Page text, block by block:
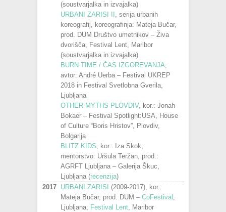
(soustvarjalka in izvajalka)
URBANI ZARISI II , serija urbanih
koreografij, koreografinja: Mateja Bučar,
prod. DUM Društvo umetnikov – Živa
dvorišča, Festival Lent, Maribor
(soustvarjalka in izvajalka)
BURN TIME / ČAS IZGOREVANJA,
avtor: André Uerba – Festival UKREP
2018 in Festival Svetlobna Gverila,
Ljubljana
OTHER MYTHS PLOVDIV, kor.: Jonah
Bokaer – Festival Spotlight:USA, House
of Culture “Boris Hristov”, Plovdiv,
Bolgarija
BLITZ KIDS, kor.: Iza Skok,
mentorstvo: Uršula Teržan, prod.:
AGRFT Ljubljana – Galerija Škuc,
Ljubljana (recenzija)
2017 URBANI ZARISI
(2009-2017), kor.:
Mateja Bučar, prod. DUM – CoFestival ,
Ljubljana; Festival Lent, Maribor